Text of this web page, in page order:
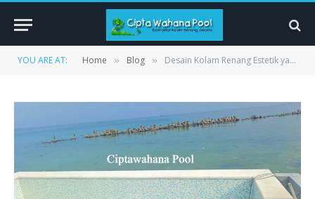
YOU ARE AT: Home » Blog » Desain Kolam Renang Estetik yang Menyatu dengan Pemandangan Laut